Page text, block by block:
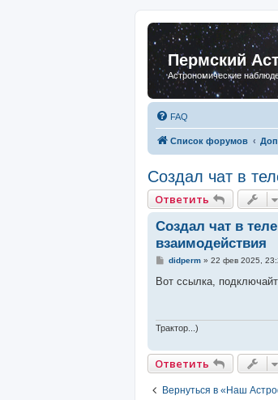
Пермский
Астрономические
FAQ
Список форумов
Создал чат в
Ответить
Создал чат в
взаимодействия
С
о
и
didperm» 22 фев 2025,
Вот ссылка,
Трактор...)
Ответить
Вернуться в «Наш